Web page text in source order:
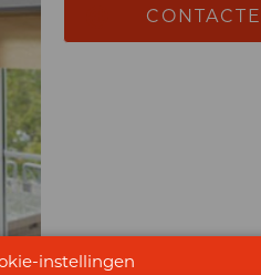
instellingen